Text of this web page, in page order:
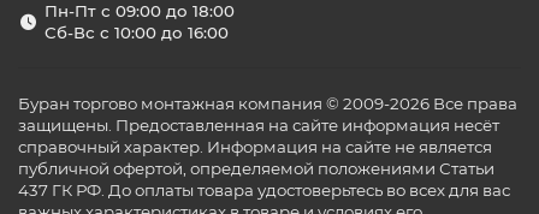
Пн-Пт с 09:00 до 18:00
Сб-Вс с 10:00 до 16:00
Буран торгово монтажная компания © 2009-2026 Все права
защищены. Предоставленная на сайте информация несёт
справочный характер. Информация на сайте не является
публичной офертой, определяемой положениями Статьи
437 ГК РФ. До оплаты товара удостоверьтесь во всех для вас